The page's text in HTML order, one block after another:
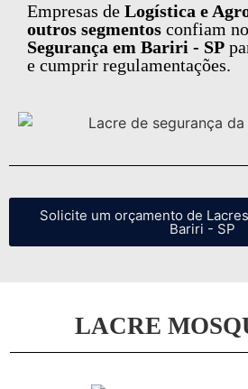
Empresas de Logística e
outros segmentos confiam
Segurança em Bariri - SP
e cumprir regulamentações.
Solicite um orçamento de
Bariri - SP
LACRE